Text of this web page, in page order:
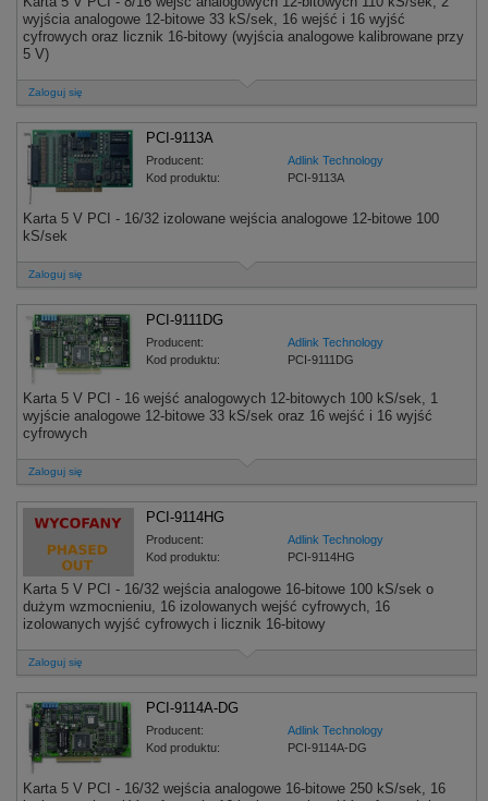
wyjścia analogowe 12-bitowe 33 kS/sek, 16 wejść i 16 wyjść
cyfrowych oraz licznik 16-bitowy (wyjścia analogowe kalibrowane przy
5 V)
Zaloguj się
PCI-9113A
Producent:
Adlink Technology
Kod produktu:
PCI-9113A
Karta 5 V PCI - 16/32 izolowane wejścia analogowe 12-bitowe 100
kS/sek
Zaloguj się
PCI-9111DG
Producent:
Adlink Technology
Kod produktu:
PCI-9111DG
Karta 5 V PCI - 16 wejść analogowych 12-bitowych 100 kS/sek, 1
wyjście analogowe 12-bitowe 33 kS/sek oraz 16 wejść i 16 wyjść
cyfrowych
Zaloguj się
PCI-9114HG
Producent:
Adlink Technology
Kod produktu:
PCI-9114HG
Karta 5 V PCI - 16/32 wejścia analogowe 16-bitowe 100 kS/sek o
dużym wzmocnieniu, 16 izolowanych wejść cyfrowych, 16
izolowanych wyjść cyfrowych i licznik 16-bitowy
Zaloguj się
PCI-9114A-DG
Producent:
Adlink Technology
Kod produktu:
PCI-9114A-DG
Karta 5 V PCI - 16/32 wejścia analogowe 16-bitowe 250 kS/sek, 16